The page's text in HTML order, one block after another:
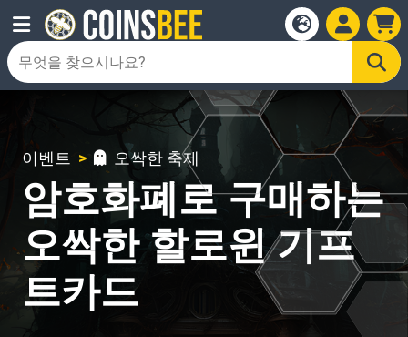
이벤트 오싹한 축제
암호화폐로 구매하는
오싹한 할로윈 기프
트카드